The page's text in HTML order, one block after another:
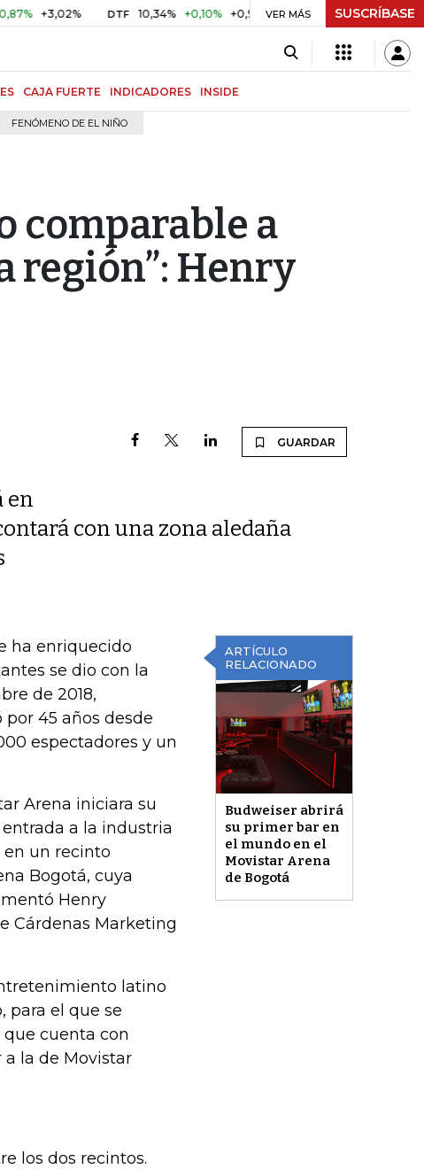
DTF 10,34% +0,10% +0,98% UVR $ 416,86 +$ 0,05 +0,01%
VER MÁS SUSCRÍBASE
CAJA FUERTE INDICADORES INSIDE
FENÓMENO DE EL NIÑO
comparable a
región”: Henry
GUARDAR
en
con una zona aledaña
ARTÍCULO
RELACIONADO
Budweiser abrirá
su primer bar en
el mundo en el
Movistar Arena
de Bogotá
ha enriquecido
se dio con la
de 2018,
45 años desde
espectadores y un
Arena iniciara su
a la industria
un recinto
Bogotá, cuya
Henry
Cárdenas Marketing
latino
para el que se
cuenta con
a la de Movistar
los dos recintos.